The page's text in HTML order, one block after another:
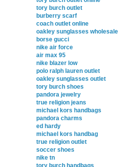
tory burch outlet
burberry scarf
coach outlet online
oakley sunglasses wholesale
borse gucci
nike air force
air max 95
nike blazer low
polo ralph lauren outlet
oakley sunglasses outlet
tory burch shoes
pandora jewelry
true religion jeans
michael kors handbags
pandora charms
ed hardy
michael kors handbag
true religion outlet
soccer shoes
nike tn
tory burch handbags